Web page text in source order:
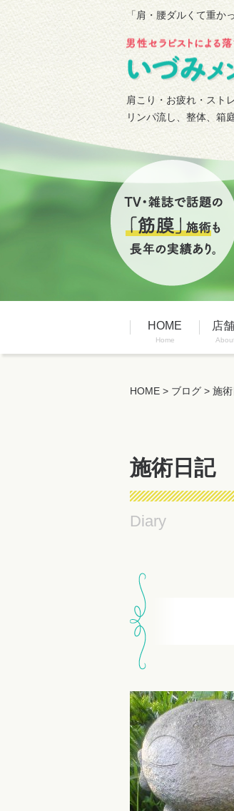
「肩・腰ダルくて重か
肩こり・お疲れ・スト
リンパ流し、整体、箱
HOME
Home
店
HOME > ブログ > 施
施術日記
Diary